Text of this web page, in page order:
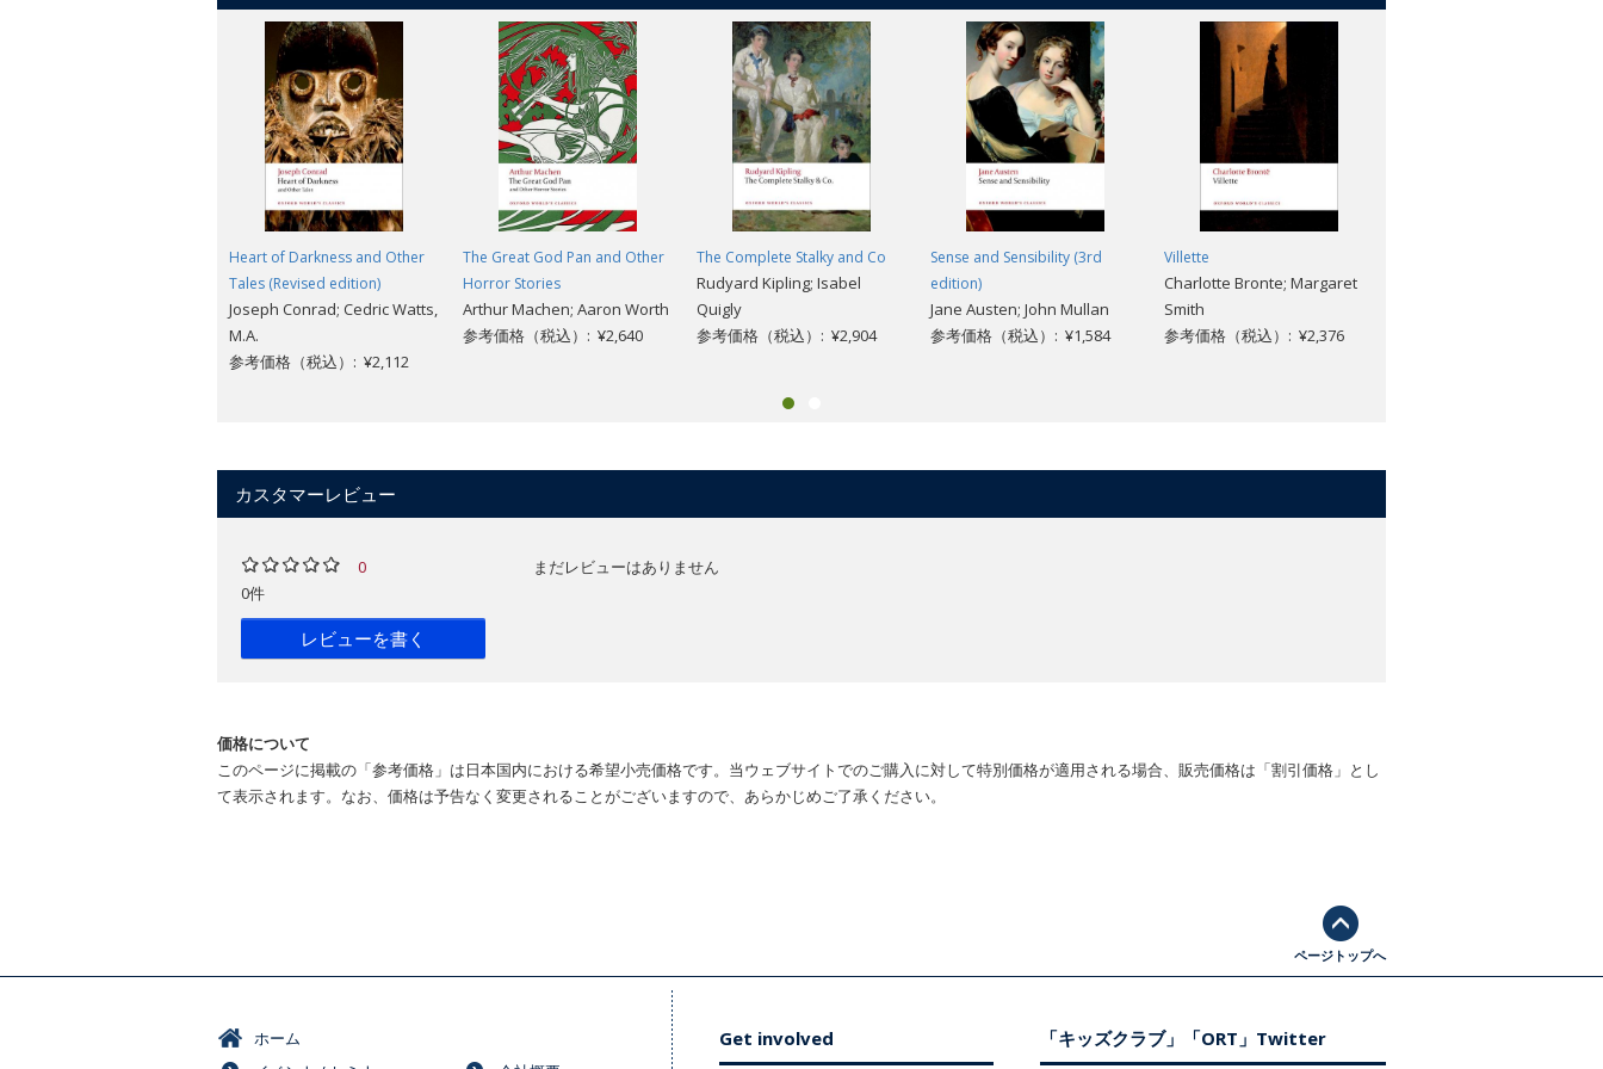
Heart of Darkness and Other
Tales (Revised edition)
Joseph Conrad; Cedric Watts,
M.A.
参考価格（税込）: ¥2,112
The Great God Pan and Other
Horror Stories
Arthur Machen; Aaron Worth
参考価格（税込）: ¥2,640
The Complete Stalky and Co
Rudyard Kipling; Isabel
Quigly
参考価格（税込）: ¥2,904
Sense and Sensibility (3rd
edition)
Jane Austen; John Mullan
参考価格（税込）: ¥1,584
Villette
Charlotte Bronte; Margaret
Smith
参考価格（税込）: ¥2,376
カスタマーレビュー
0
0件
レビューを書く
まだレビューはありません
価格について
このページに掲載の「参考価格」は日本国内における希望小売価格です。当ウェブサイトでのご購入に対して特別価格が適用される場合、販売価格は「割引価格」とし
て表示されます。なお、価格は予告なく変更されることがございますので、あらかじめご了承ください。
ページトップへ
ホーム
Get involved 「キッズクラブ」「ORT」Twitter